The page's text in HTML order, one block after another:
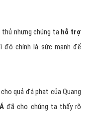
nhưng chúng tahỗ trợ
chính là sức mạnh để
quả đá phạt của Quang
đã cho chúng ta thấy rõ